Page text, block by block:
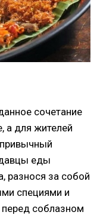
сочетание
а для жителей
еды
разнося за собой
специями и
соблазном